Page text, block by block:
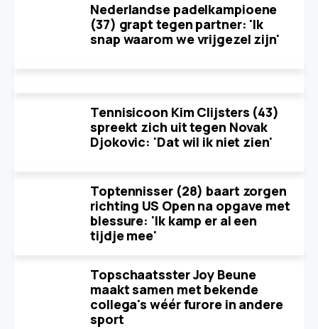
Nederlandse padelkampioene
(37) grapt tegen partner: 'Ik
snap waarom we vrijgezel zijn'
Tennisicoon Kim Clijsters (43)
spreekt zich uit tegen Novak
Djokovic: 'Dat wil ik niet zien'
Toptennisser (28) baart zorgen
richting US Open na opgave met
blessure: 'Ik kamp er al een
tijdje mee'
Topschaatsster Joy Beune
maakt samen met bekende
collega's wéér furore in andere
sport